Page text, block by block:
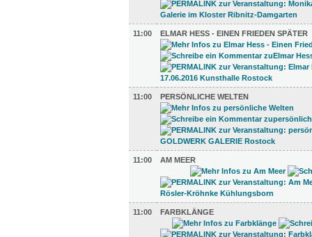
11:00 ELMAR HESS - EINEN FRIEDEN SPÄTER
11:00 PERSÖNLICHE WELTEN
11:00 AM MEER
11:00 FARBKLÄNGE